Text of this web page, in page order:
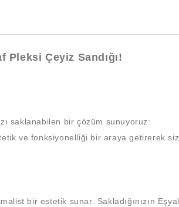
Pleksi Çeyiz Sandığı!
saklanabilen bir çözüm sunuyoruz:
ve fonksiyonelliği bir araya getirerek sizi
bir estetik sunar. Sakladığınızın